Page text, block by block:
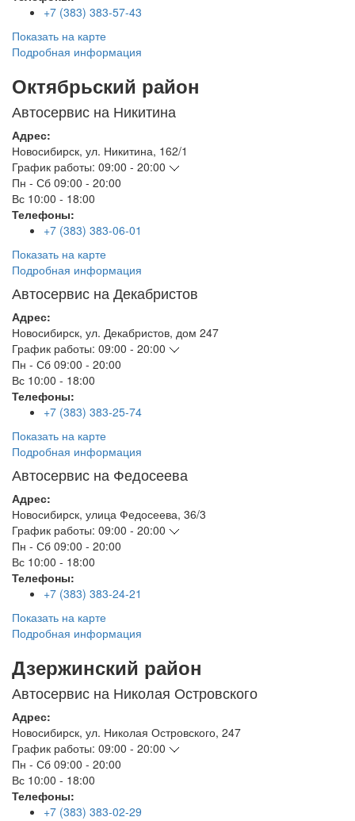
+7 (383) 383-57-43
Показать на карте
Подробная информация
Октябрьский район
Автосервис на Никитина
Адрес:
Новосибирск, ул. Никитина, 162/1
График работы: 09:00 - 20:00
Пн - Сб 09:00 - 20:00
Вс 10:00 - 18:00
Телефоны:
+7 (383) 383-06-01
Показать на карте
Подробная информация
Автосервис на Декабристов
Адрес:
Новосибирск, ул. Декабристов, дом 247
График работы: 09:00 - 20:00
Пн - Сб 09:00 - 20:00
Вс 10:00 - 18:00
Телефоны:
+7 (383) 383-25-74
Показать на карте
Подробная информация
Автосервис на Федосеева
Адрес:
Новосибирск, улица Федосеева, 36/3
График работы: 09:00 - 20:00
Пн - Сб 09:00 - 20:00
Вс 10:00 - 18:00
Телефоны:
+7 (383) 383-24-21
Показать на карте
Подробная информация
Дзержинский район
Автосервис на Николая Островского
Адрес:
Новосибирск, ул. Николая Островского, 247
График работы: 09:00 - 20:00
Пн - Сб 09:00 - 20:00
Вс 10:00 - 18:00
Телефоны:
+7 (383) 383-02-29